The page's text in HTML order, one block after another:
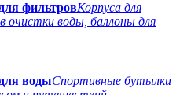
фильтровКорпуса для
очистки воды, баллоны для
водыСпортивные бутылки